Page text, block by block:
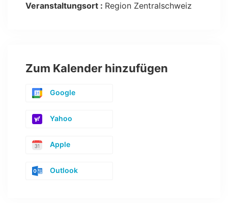
Veranstaltungsort : Region Zentralschweiz
Zum Kalender hinzufügen
Google
Yahoo
Apple
Outlook